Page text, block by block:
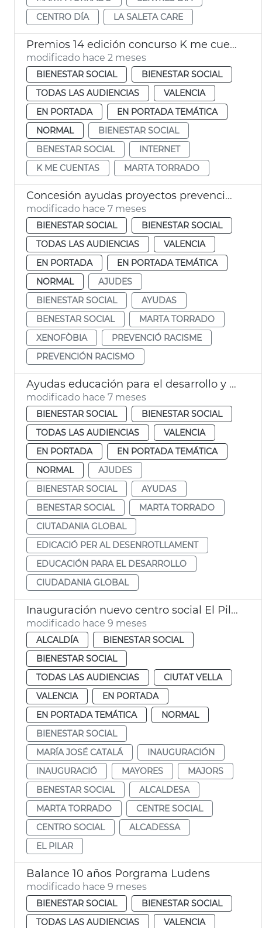
CENTRO DÍA
LA SALETA CARE
Premios 14 edición concurso K me cuentas València
modificado hace 2 meses
BIENESTAR SOCIAL
BIENESTAR SOCIAL
TODAS LAS AUDIENCIAS
VALENCIA
EN PORTADA
EN PORTADA TEMÁTICA
NORMAL
BIENESTAR SOCIAL
BENESTAR SOCIAL
INTERNET
K ME CUENTAS
MARTA TORRADO
Concesión ayudas proyectos prevención racismo y xenofobia 2025
modificado hace 7 meses
BIENESTAR SOCIAL
BIENESTAR SOCIAL
TODAS LAS AUDIENCIAS
VALENCIA
EN PORTADA
EN PORTADA TEMÁTICA
NORMAL
AJUDES
BIENESTAR SOCIAL
AYUDAS
BENESTAR SOCIAL
MARTA TORRADO
XENOFÒBIA
PREVENCIÓ RACISME
PREVENCIÓN RACISMO
Ayudas educación para el desarrollo y para la ciudadanía global 2025
modificado hace 7 meses
BIENESTAR SOCIAL
BIENESTAR SOCIAL
TODAS LAS AUDIENCIAS
VALENCIA
EN PORTADA
EN PORTADA TEMÁTICA
NORMAL
AJUDES
BIENESTAR SOCIAL
AYUDAS
BENESTAR SOCIAL
MARTA TORRADO
CIUTADANIA GLOBAL
EDICACIÓ PER AL DESENROTLLAMENT
EDUCACIÓN PARA EL DESARROLLO
CIUDADANIA GLOBAL
Inauguración nuevo centro social El Pilar
modificado hace 9 meses
ALCALDÍA
BIENESTAR SOCIAL
BIENESTAR SOCIAL
TODAS LAS AUDIENCIAS
CIUTAT VELLA
VALENCIA
EN PORTADA
EN PORTADA TEMÁTICA
NORMAL
BIENESTAR SOCIAL
MARÍA JOSÉ CATALÁ
INAUGURACIÓN
INAUGURACIÓ
MAYORES
MAJORS
BENESTAR SOCIAL
ALCALDESA
MARTA TORRADO
CENTRE SOCIAL
CENTRO SOCIAL
ALCADESSA
EL PILAR
Balance 10 años Porgrama Ludens
modificado hace 9 meses
BIENESTAR SOCIAL
BIENESTAR SOCIAL
TODAS LAS AUDIENCIAS
VALENCIA